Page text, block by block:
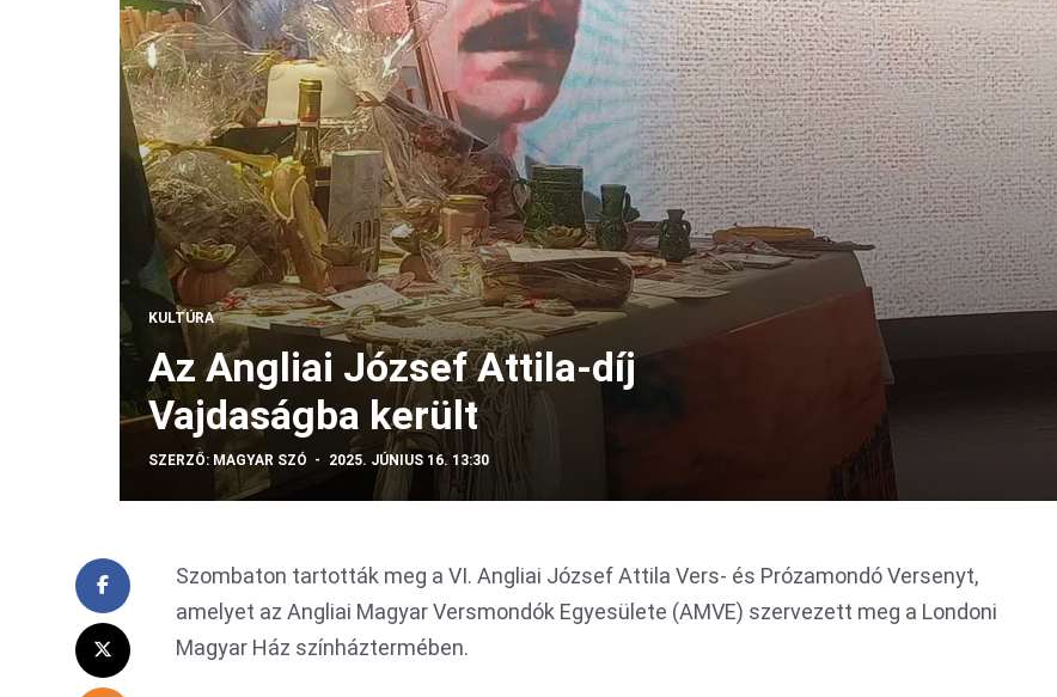
KULTÚRA
Az Angliai József Attila-díj
Vajdaságba került
SZERZŐ: MAGYAR SZÓ 2025. JÚNIUS 16. 13:30
Szombaton tartották meg a VI. Angliai József Attila Vers- és Prózamondó Versenyt,
amelyet az Angliai Magyar Versmondók Egyesülete (AMVE) szervezett meg a Londoni
Magyar Ház színháztermében.